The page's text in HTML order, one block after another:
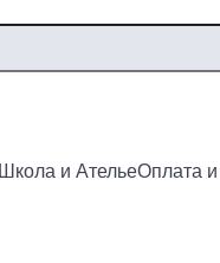
Школа и АтельеОплата и